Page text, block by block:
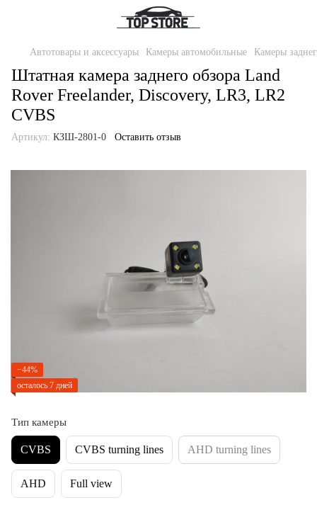
Автотовары и аксессуары Камеры автомобильные Камеры
Штатная камера заднего обзора Land
Rover Freelander, Discovery, LR3, LR2
CVBS
Артикул: КЗШ-2801-0 Оставить отзыв
−44%
осталось 7 дней
Тип камеры
CVBS CVBS turning lines AHD turning lines
AHD Full view